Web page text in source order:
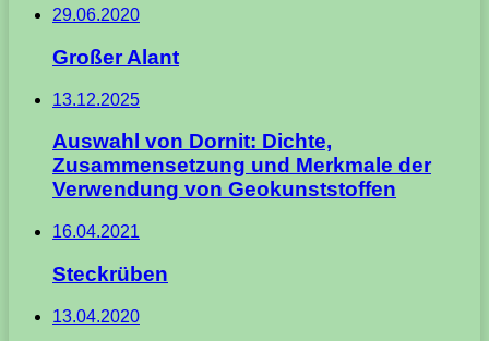
29.06.2020
Großer Alant
13.12.2025
Auswahl von Dornit: Dichte,
Zusammensetzung und Merkmale der
Verwendung von Geokunststoffen
16.04.2021
Steckrüben
13.04.2020